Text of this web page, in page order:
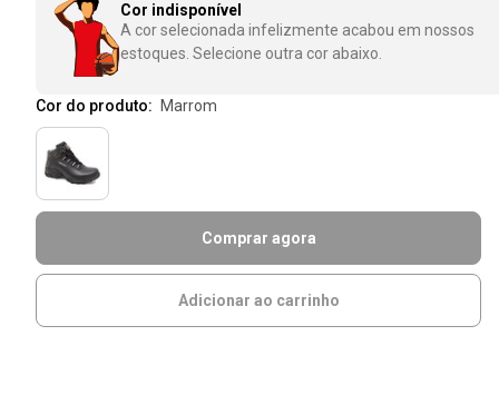
Cor indisponível
A cor selecionada infelizmente acabou em nossos
estoques. Selecione outra cor abaixo.
Cor do produto: marrom
Comprar agora
Adicionar ao carrinho